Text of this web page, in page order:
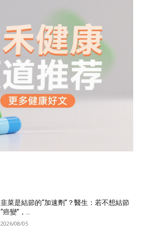
韭菜是結節的“加速劑”？醫生：若不想結節
“癌變”，...
2026/08/05